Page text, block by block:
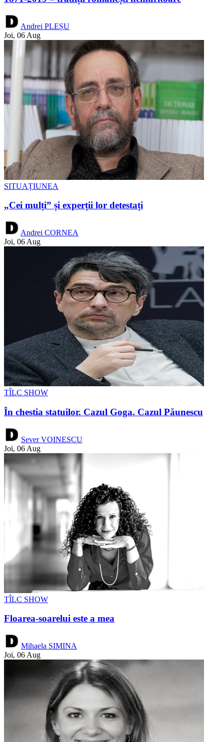
Andrei PLEȘU
Joi, 06 Aug
SITUAȚIUNEA
„Cei mulți” și experții lor detestați
Andrei CORNEA
Joi, 06 Aug
TÎLC SHOW
În chestia statuilor. Cazul Goga. Cazul Păunescu
Sever VOINESCU
Joi, 06 Aug
TÎLC SHOW
Floarea-soarelui este a mea
Mihaela SIMINA
Joi, 06 Aug